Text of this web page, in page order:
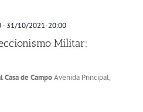
- 31/10/2021-20:00
Militar:
de CampoAvenida Principal,